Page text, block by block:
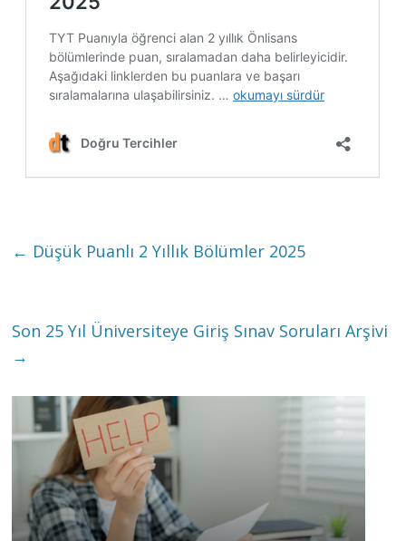
← Düşük Puanlı 2 Yıllık Bölümler 2025
Son 25 Yıl Üniversiteye Giriş Sınav Soruları Arşivi
→